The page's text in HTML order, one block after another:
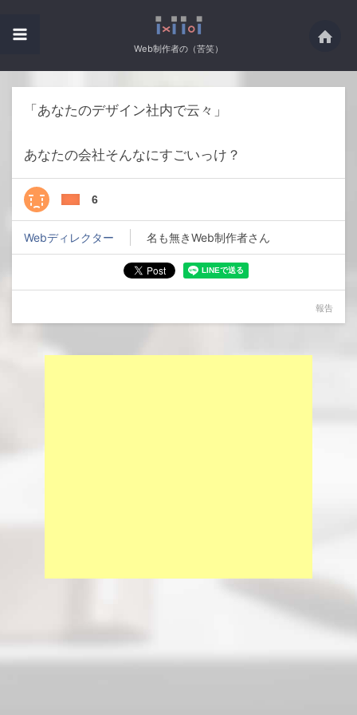
Web制作者の（苦笑）
「あなたのデザイン社内で云々」
あなたの会社そんなにすごいっけ？
6
Webディレクター 名も無きWeb制作者さん
報告